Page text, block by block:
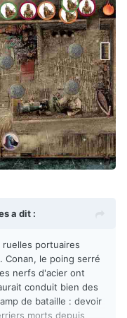
a dit :
ruelles portuaires
Conan, le poing serré
nerfs d'acier ont
conduit bien des
de bataille : devoir
morts depuis